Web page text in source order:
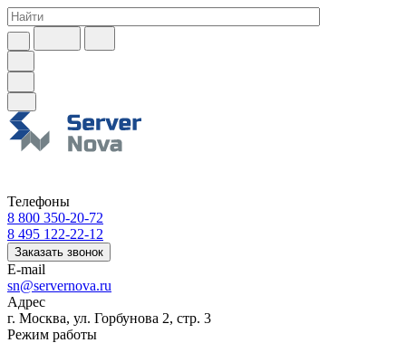
Телефоны
8 800 350-20-72
8 495 122-22-12
Заказать звонок
E-mail
sn@servernova.ru
Адрес
г. Москва, ул. Горбунова 2, стр. 3
Режим работы